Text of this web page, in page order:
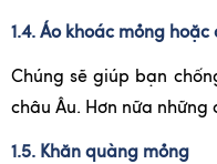
1.4. Áo khoác mỏng hoặc
Chúng sẽ giúp bạn
châu Âu. Hơn nữa
1.5. Khăn quàng mỏng